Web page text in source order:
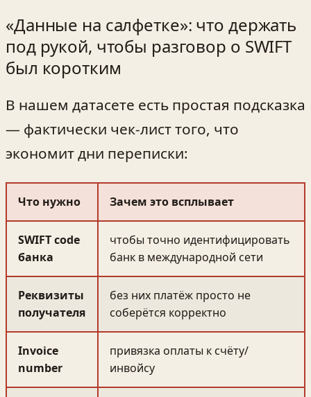
«Данные на салфетке»: что держать
под рукой, чтобы разговор о SWIFT
был коротким
В нашем датасете есть простая подсказка
— фактически чек-лист того, что
экономит дни переписки:
Что нужно Зачем это всплывает
SWIFT code
банка
чтобы точно идентифицировать
банк в международной сети
Реквизиты
получателя
без них платёж просто не
соберётся корректно
Invoice
number
привязка оплаты к счёту/
инвойсу